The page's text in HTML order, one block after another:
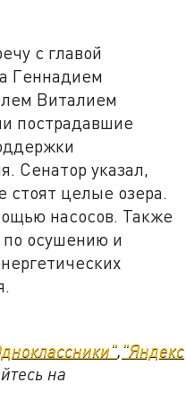
с главой
Геннадием
Виталием
пострадавшие
Сенатор указал,
стоят целые озера.
насосов. Также
по осушению и
, "Яндекс
на